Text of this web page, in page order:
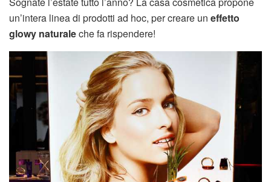
un’intera linea di prodotti ad hoc, per creare un effetto
glowy naturaleche fa rispendere!